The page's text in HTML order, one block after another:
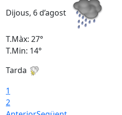
Dijous, 6 d’agost
T.Màx: 27°
T.Min: 14°
Tarda
1
2